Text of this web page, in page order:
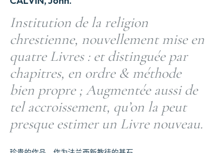
Institution de la religion
chrestienne, nouvellement mise en
quatre Livres : et distinguée par
chapitres, en ordre & méthode
bien propre ; Augmentée aussi de
tel accroissement, qu’on la peut
presque estimer un Livre nouveau.